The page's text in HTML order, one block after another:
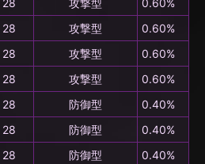
28 攻撃型
0.60%
28 攻撃型
0.60%
28 攻撃型
0.60%
28 攻撃型
0.60%
28 防御型
0.40%
28 防御型
0.40%
28 防御型
0.40%